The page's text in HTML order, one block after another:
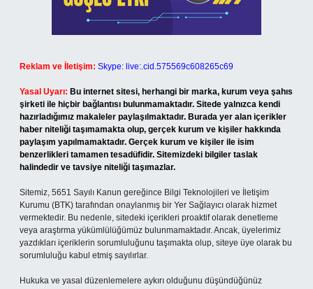
Reklam ve İletişim: Skype: live:.cid.575569c608265c69
Yasal Uyarı: Bu internet sitesi, herhangi bir marka, kurum veya şahıs
şirketi ile hiçbir bağlantısı bulunmamaktadır. Sitede yalnızca kendi
hazırladığımız makaleler paylaşılmaktadır. Burada yer alan içerikler
haber niteliği taşımamakta olup, gerçek kurum ve kişiler hakkında
paylaşım yapılmamaktadır. Gerçek kurum ve kişiler ile isim
benzerlikleri tamamen tesadüfidir. Sitemizdeki bilgiler taslak
halindedir ve tavsiye niteliği taşımazlar.
Sitemiz, 5651 Sayılı Kanun gereğince Bilgi Teknolojileri ve İletişim
Kurumu (BTK) tarafından onaylanmış bir Yer Sağlayıcı olarak hizmet
vermektedir. Bu nedenle, sitedeki içerikleri proaktif olarak denetleme
veya araştırma yükümlülüğümüz bulunmamaktadır. Ancak, üyelerimiz
yazdıkları içeriklerin sorumluluğunu taşımakta olup, siteye üye olarak bu
sorumluluğu kabul etmiş sayılırlar.
Hukuka ve yasal düzenlemelere aykırı olduğunu düşündüğünüz